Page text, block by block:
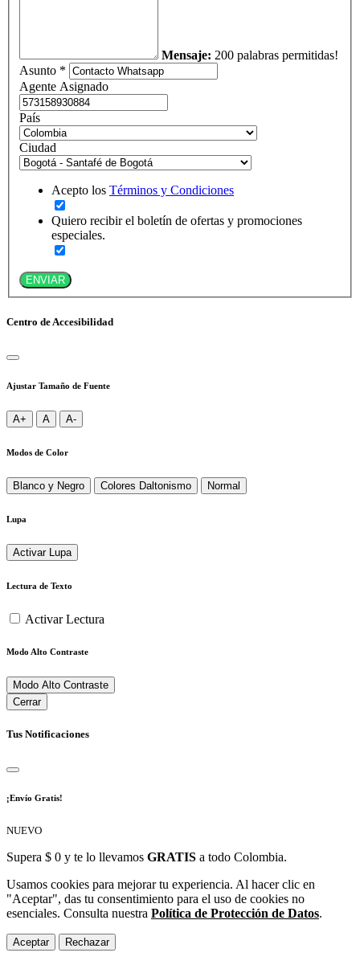
Mensaje: 200 palabras permitidas!
Asunto *
Agente Asignado
País
Ciudad
Acepto los Términos y Condiciones
Quiero recibir el boletín de ofertas y promociones
especiales.
ENVIAR
Centro de Accesibilidad
Ajustar Tamaño de Fuente
A+ A A-
Modos de Color
Blanco y Negro Colores Daltonismo Normal
Lupa
Activar Lupa
Lectura de Texto
Activar Lectura
Modo Alto Contraste
Modo Alto Contraste
Cerrar
Tus Notificaciones
¡Envío Gratis!
NUEVO
Supera $ 0 y te lo llevamos GRATIS a todo Colombia.
Usamos cookies para mejorar tu experiencia. Al hacer clic en
"Aceptar", das tu consentimiento para el uso de cookies no
esenciales. Consulta nuestra Política de Protección de Datos.
Aceptar Rechazar